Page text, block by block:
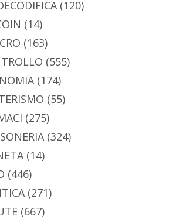
(120)
(14)
(163)
(555)
(174)
(55)
(275)
(324)
(14)
(446)
(271)
(667)